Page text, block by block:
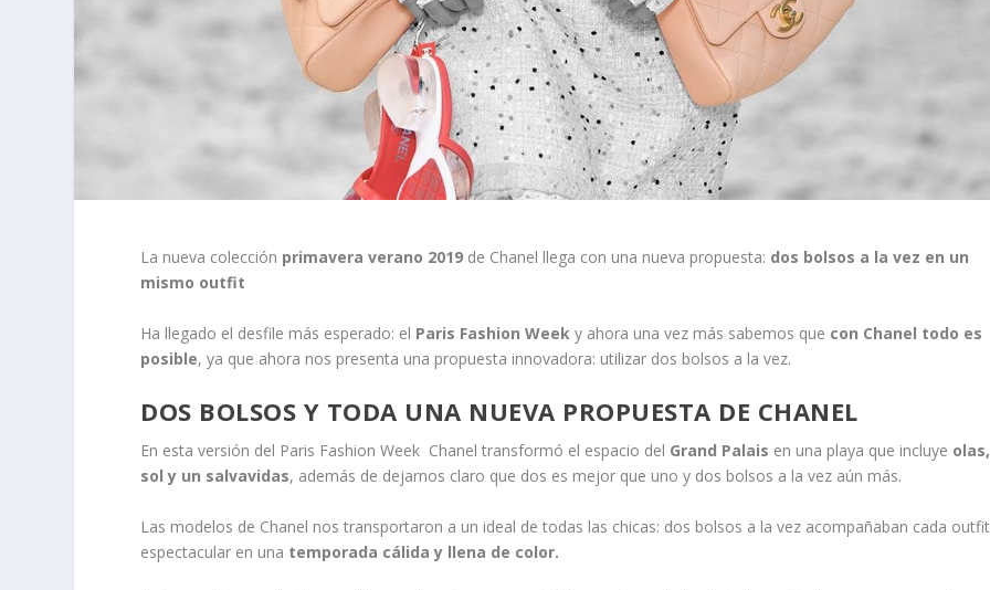
La nueva colección primavera verano 2019 de Chanel llega con una nueva propuesta: dos bolsos a la vez en un
mismo outfit
Ha llegado el desfile más esperado: el Paris Fashion Week y ahora una vez más sabemos que con Chanel todo es
posible, ya que ahora nos presenta una propuesta innovadora: utilizar dos bolsos a la vez.
DOS BOLSOS Y TODA UNA NUEVA PROPUESTA DE CHANEL
En esta versión del Paris Fashion Week Chanel transformó el espacio del Grand Palais en una playa que incluye olas,
sol y un salvavidas, además de dejarnos claro que dos es mejor que uno y dos bolsos a la vez aún más.
Las modelos de Chanel nos transportaron a un ideal de todas las chicas: dos bolsos a la vez acompañaban cada outfit
espectacular en una temporada cálida y llena de color.